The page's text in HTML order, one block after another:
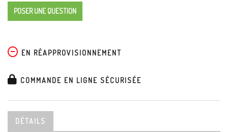
POSER UNE QUESTION
EN RÉAPPROVISIONNEMENT
COMMANDE EN LIGNE SÉCURISÉE
DÉTAILS